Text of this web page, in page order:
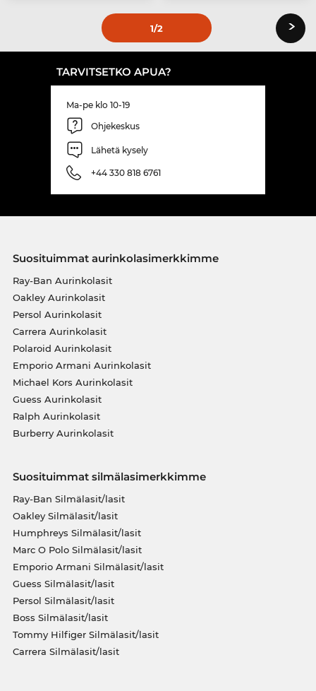
1/2 ›
TARVITSETKO APUA?
Ma-pe klo 10-19
Ohjekeskus
Lähetä kysely
+44 330 818 6761
Suosituimmat aurinkolasimerkkimme
Ray-Ban Aurinkolasit
Oakley Aurinkolasit
Persol Aurinkolasit
Carrera Aurinkolasit
Polaroid Aurinkolasit
Emporio Armani Aurinkolasit
Michael Kors Aurinkolasit
Guess Aurinkolasit
Ralph Aurinkolasit
Burberry Aurinkolasit
Suosituimmat silmälasimerkkimme
Ray-Ban Silmälasit/lasit
Oakley Silmälasit/lasit
Humphreys Silmälasit/lasit
Marc O Polo Silmälasit/lasit
Emporio Armani Silmälasit/lasit
Guess Silmälasit/lasit
Persol Silmälasit/lasit
Boss Silmälasit/lasit
Tommy Hilfiger Silmälasit/lasit
Carrera Silmälasit/lasit